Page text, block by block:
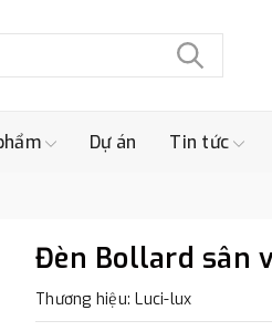
Dự án Tin tức
Đèn Bollard sân
Thương hiệu: Luci-lux